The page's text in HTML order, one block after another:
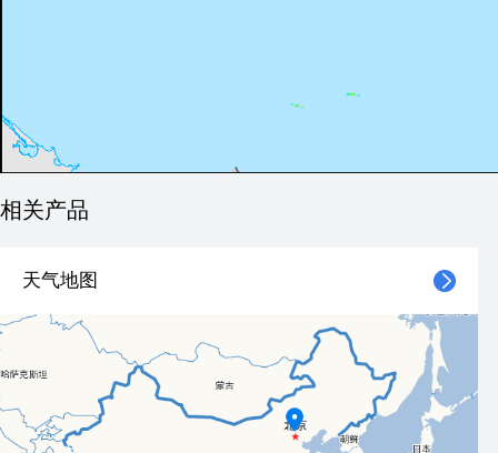
相关产品
天气地图